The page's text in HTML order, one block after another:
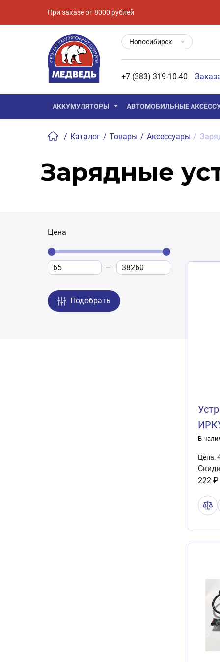
При заказе от 8000 рублей
Новосибирск
+7 (383) 319-10-40
АККУМУЛЯТОРЫ АВТОМОБИЛЬНЫЕ
/ Каталог / Товары / Аксессуары /
Зарядные
Цена
Подобрать
В
Цена:
222 ₽